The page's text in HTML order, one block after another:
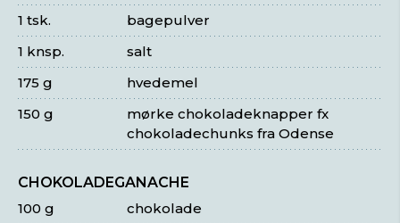
bagepulver
1 tsk.
salt
1 knsp.
hvedemel
175 g
mørke chokoladeknapper fx
chokoladechunks fra Odense
150 g
CHOKOLADEGANACHE
chokolade
100 g